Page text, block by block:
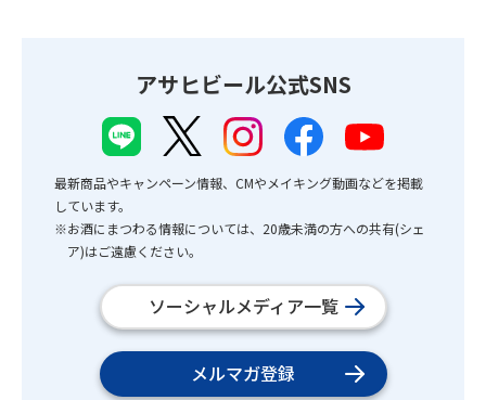
アサヒビール公式SNS
最新商品やキャンペーン情報、CMやメイキング動画などを掲載
しています。
※お酒にまつわる情報については、20歳未満の方への共有(シェ
ア)はご遠慮ください。
ソーシャルメディア一覧
メルマガ登録